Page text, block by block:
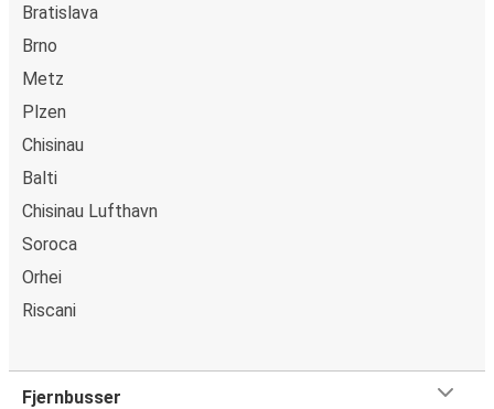
Bratislava
Brno
Metz
Plzen
Chisinau
Balti
Chisinau Lufthavn
Soroca
Orhei
Riscani
Fjernbusser